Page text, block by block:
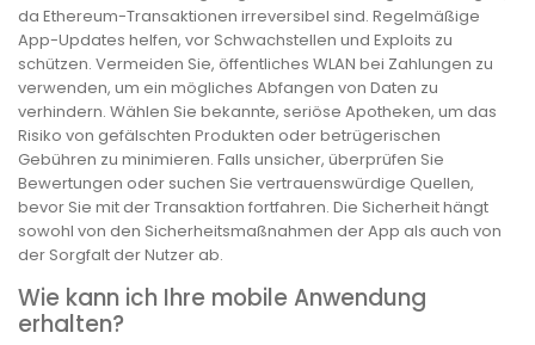
da Ethereum-Transaktionen irreversibel sind. Regelmäßige
App-Updates helfen, vor Schwachstellen und Exploits zu
schützen. Vermeiden Sie, öffentliches WLAN bei Zahlungen zu
verwenden, um ein mögliches Abfangen von Daten zu
verhindern. Wählen Sie bekannte, seriöse Apotheken, um das
Risiko von gefälschten Produkten oder betrügerischen
Gebühren zu minimieren. Falls unsicher, überprüfen Sie
Bewertungen oder suchen Sie vertrauenswürdige Quellen,
bevor Sie mit der Transaktion fortfahren. Die Sicherheit hängt
sowohl von den Sicherheitsmaßnahmen der App als auch von
der Sorgfalt der Nutzer ab.
Wie kann ich Ihre mobile Anwendung
erhalten?